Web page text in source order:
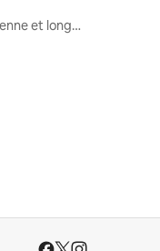
Locations moyenne et longue durée